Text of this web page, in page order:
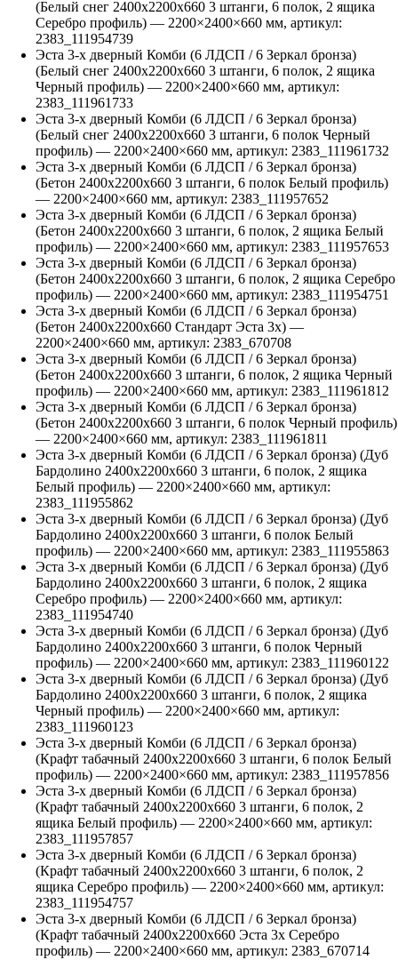
(Белый снег 2400х2200х660 3 штанги, 6 полок, 2 ящика
Серебро профиль) — 2200×2400×660 мм, артикул:
2383_111954739
Эста 3-х дверный Комби (6 ЛДСП / 6 Зеркал бронза)
(Белый снег 2400х2200х660 3 штанги, 6 полок, 2 ящика
Черный профиль) — 2200×2400×660 мм, артикул:
2383_111961733
Эста 3-х дверный Комби (6 ЛДСП / 6 Зеркал бронза)
(Белый снег 2400х2200х660 3 штанги, 6 полок Черный
профиль) — 2200×2400×660 мм, артикул: 2383_111961732
Эста 3-х дверный Комби (6 ЛДСП / 6 Зеркал бронза)
(Бетон 2400х2200х660 3 штанги, 6 полок Белый профиль)
— 2200×2400×660 мм, артикул: 2383_111957652
Эста 3-х дверный Комби (6 ЛДСП / 6 Зеркал бронза)
(Бетон 2400х2200х660 3 штанги, 6 полок, 2 ящика Белый
профиль) — 2200×2400×660 мм, артикул: 2383_111957653
Эста 3-х дверный Комби (6 ЛДСП / 6 Зеркал бронза)
(Бетон 2400х2200х660 3 штанги, 6 полок, 2 ящика Серебро
профиль) — 2200×2400×660 мм, артикул: 2383_111954751
Эста 3-х дверный Комби (6 ЛДСП / 6 Зеркал бронза)
(Бетон 2400х2200х660 Стандарт Эста 3х) —
2200×2400×660 мм, артикул: 2383_670708
Эста 3-х дверный Комби (6 ЛДСП / 6 Зеркал бронза)
(Бетон 2400х2200х660 3 штанги, 6 полок, 2 ящика Черный
профиль) — 2200×2400×660 мм, артикул: 2383_111961812
Эста 3-х дверный Комби (6 ЛДСП / 6 Зеркал бронза)
(Бетон 2400х2200х660 3 штанги, 6 полок Черный профиль)
— 2200×2400×660 мм, артикул: 2383_111961811
Эста 3-х дверный Комби (6 ЛДСП / 6 Зеркал бронза) (Дуб
Бардолино 2400х2200х660 3 штанги, 6 полок, 2 ящика
Белый профиль) — 2200×2400×660 мм, артикул:
2383_111955862
Эста 3-х дверный Комби (6 ЛДСП / 6 Зеркал бронза) (Дуб
Бардолино 2400х2200х660 3 штанги, 6 полок Белый
профиль) — 2200×2400×660 мм, артикул: 2383_111955863
Эста 3-х дверный Комби (6 ЛДСП / 6 Зеркал бронза) (Дуб
Бардолино 2400х2200х660 3 штанги, 6 полок, 2 ящика
Серебро профиль) — 2200×2400×660 мм, артикул:
2383_111954740
Эста 3-х дверный Комби (6 ЛДСП / 6 Зеркал бронза) (Дуб
Бардолино 2400х2200х660 3 штанги, 6 полок Черный
профиль) — 2200×2400×660 мм, артикул: 2383_111960122
Эста 3-х дверный Комби (6 ЛДСП / 6 Зеркал бронза) (Дуб
Бардолино 2400х2200х660 3 штанги, 6 полок, 2 ящика
Черный профиль) — 2200×2400×660 мм, артикул:
2383_111960123
Эста 3-х дверный Комби (6 ЛДСП / 6 Зеркал бронза)
(Крафт табачный 2400х2200х660 3 штанги, 6 полок Белый
профиль) — 2200×2400×660 мм, артикул: 2383_111957856
Эста 3-х дверный Комби (6 ЛДСП / 6 Зеркал бронза)
(Крафт табачный 2400х2200х660 3 штанги, 6 полок, 2
ящика Белый профиль) — 2200×2400×660 мм, артикул:
2383_111957857
Эста 3-х дверный Комби (6 ЛДСП / 6 Зеркал бронза)
(Крафт табачный 2400х2200х660 3 штанги, 6 полок, 2
ящика Серебро профиль) — 2200×2400×660 мм, артикул:
2383_111954757
Эста 3-х дверный Комби (6 ЛДСП / 6 Зеркал бронза)
(Крафт табачный 2400х2200х660 Эста 3х Серебро
профиль) — 2200×2400×660 мм, артикул: 2383_670714